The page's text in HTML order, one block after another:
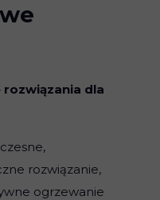
dla
rozwiązanie,
ogrzewanie